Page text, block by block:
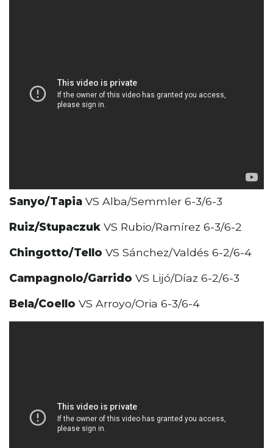
Sanyo/Tapia VS Alba/Semmler 6-3/6-3
Ruiz/Stupaczuk VS Rubio/Ramírez 6-3/6-2
Chingotto/Tello VS Sánchez/Valdés 6-2/6-4
Campagnolo/Garrido VS Lijó/Díaz 6-2/6-3
Bela/Coello VS Arroyo/Oria 6-3/6-4